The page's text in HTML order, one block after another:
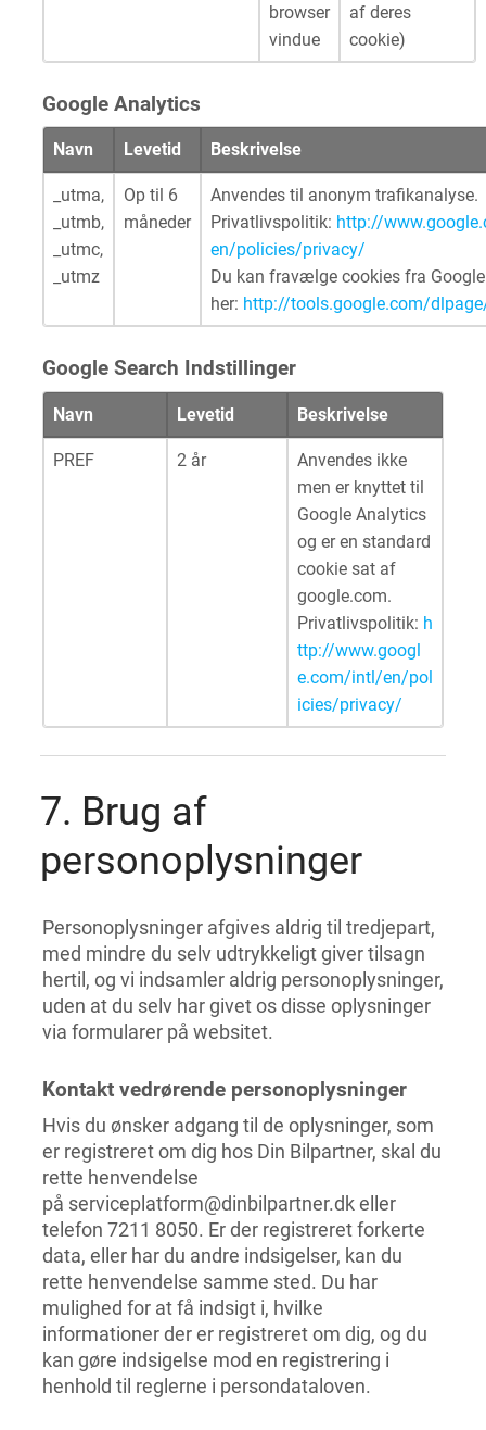
browser
vindue
af deres
cookie)
Google Analytics
Navn Levetid Beskrivelse
_utma,
_utmb,
_utmc,
_utmz
Op til 6
måneder
Anvendes til anonym trafikanalyse.
Privatlivspolitik: http://
en/policies/privacy/
Du kan fravælge cookies fra
her: http://tools.google.com/
Google Search Indstillinger
Navn Levetid Beskrivelse
PREF 2 år
Anvendes ikke
men er knyttet til
Google Analytics
og er en standard
cookie sat af
google.com.
Privatlivspolitik: h
ttp://www.googl
e.com/intl/en/pol
icies/privacy/
7. Brug af
personoplysninger
Personoplysninger afgives aldrig til tredjepart,
med mindre du selv udtrykkeligt giver tilsagn
hertil, og vi indsamler aldrig personoplysninger,
uden at du selv har givet os disse oplysninger
via formularer på websitet.
Kontakt vedrørende personoplysninger
Hvis du ønsker adgang til de oplysninger, som
er registreret om dig hos Din Bilpartner, skal du
rette henvendelse
på serviceplatform@dinbilpartner.dk eller
telefon 7211 8050. Er der registreret forkerte
data, eller har du andre indsigelser, kan du
rette henvendelse samme sted. Du har
mulighed for at få indsigt i, hvilke
informationer der er registreret om dig, og du
kan gøre indsigelse mod en registrering i
henhold til reglerne i persondataloven.